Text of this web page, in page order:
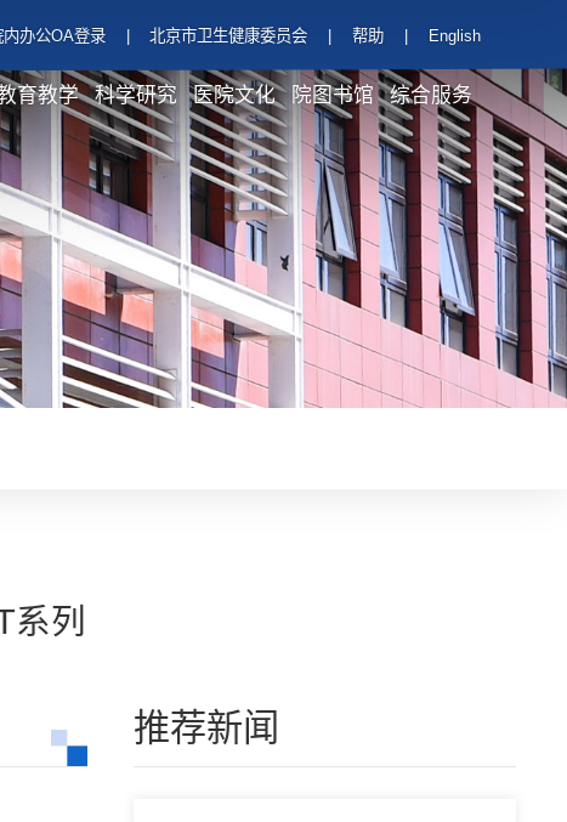
内办公OA登录 北京市卫生健康委员会 帮助 English
育教学 科学研究 医院文化 院图书馆 综合服务
列
推荐新闻